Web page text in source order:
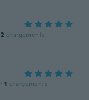
2 chargements
· 1 chargements